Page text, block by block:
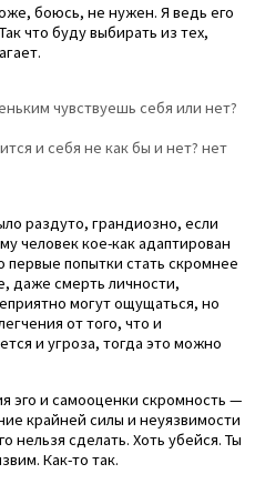
боюсь, не нужен. Я ведь его
что буду выбирать из тех,
чувствуешь себя или нет?
и себя не как бы и нет? нет
раздуто, грандиозно, если
человек кое-как адаптирован
попытки стать скромнее
даже смерть личности,
могут ощущаться, но
от того, что и
и угроза, тогда это можно
эго и самооценки скромность —
крайней силы и неуязвимости
нельзя сделать. Хоть убейся. Ты
Как-то так.